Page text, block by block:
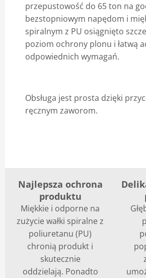
przepustowość do 65 ton na
bezstopniowym napędom i
spiralnym z PU osiągnięto
poziom ochrony plonu i łatwą
odpowiednich wymagań.
Obsługa jest prosta dzięki
ręcznym zaworom.
Najlepsza ochrona
produktu
Miękkie i odporne na
zużycie wałki spiralne z
poliuretanu (PU)
chronią produkt i
skutecznie
oddzielają. Ponadto